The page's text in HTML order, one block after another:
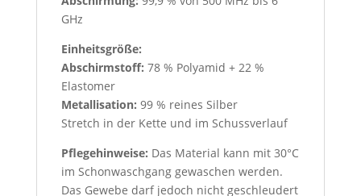
GHz
Einheitsgröße:
Abschirmstoff: 78 % Polyamid + 22 %
Elastomer
Metallisation: 99 % reines Silber
Stretch in der Kette und im Schussverlauf
Pflegehinweise: Das Material kann mit 30°C
im Schonwaschgang gewaschen werden.
Das Gewebe darf jedoch nicht geschleudert